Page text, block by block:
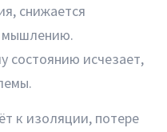
снижается
мышлению.
состоянию исчезает,
к изоляции, потере